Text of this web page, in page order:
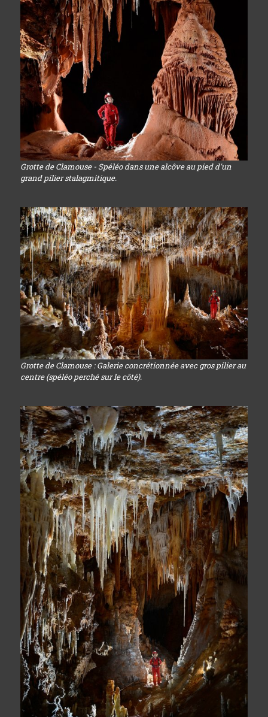
Grotte de Clamouse - Spéléo dans une alcôve au pied d'un
grand pilier stalagmitique.
Grotte de Clamouse : Galerie concrétionnée avec gros pilier au
centre (spéléo perché sur le côté).